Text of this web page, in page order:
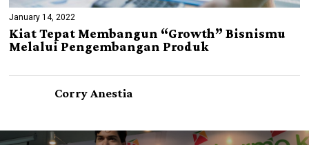
January 14, 2022
Kiat Tepat Membangun “Growth” Bisnismu
Melalui Pengembangan Produk
Corry Anestia